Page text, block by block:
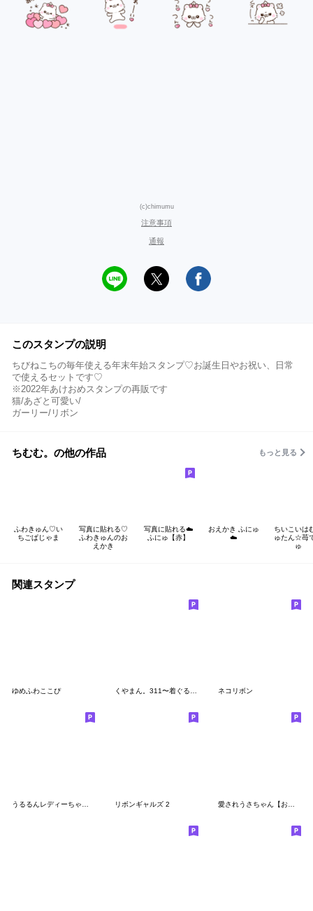
(c)chimumu
注意事項
通報
このスタンプの説明
ちびねこちの毎年使える年末年始スタンプ♡お誕生日やお祝い、日常
で使えるセットです♡
※2022年あけおめスタンプの再販です
猫/あざと可愛い/
ガーリー/リボン
ちむむ。の他の作品 もっと見る
ふわきゅん♡い
ちごぱじゃま
写真に貼れる♡
ふわきゅんのお
えかき
写真に貼れる︎︎☁️
ふにゅ【赤】
おえかき ふにゅ
☁️
ちいこいは
ゅたん☆苺
ゅ
関連スタンプ
ゆめふわここぴ くやまん。311〜着ぐるみ〜 ネコリボン
リボンギャルズ 2 愛されうさちゃん【お仕事・敬語】